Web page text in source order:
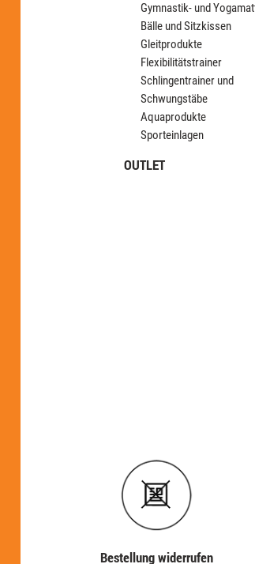
Gymnastik- und
Bälle und Sitzkissen
Gleitprodukte
Flexibilitätstrainer
Schlingentrainer und
Schwungstäbe
Aquaprodukte
Sporteinlagen
OUTLET
Bestellung widerrufen